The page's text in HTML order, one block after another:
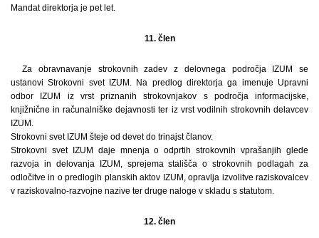
Mandat direktorja je pet let.
11. člen
Za obravnavanje strokovnih zadev z delovnega področja IZUM se
ustanovi Strokovni svet IZUM. Na predlog direktorja ga imenuje Upravni
odbor IZUM iz vrst priznanih strokovnjakov s področja informacijske,
knjižnične in računalniške dejavnosti ter iz vrst vodilnih strokovnih delavcev
IZUM.
Strokovni svet IZUM šteje od devet do trinajst članov.
Strokovni svet IZUM daje mnenja o odprtih strokovnih vprašanjih glede
razvoja in delovanja IZUM, sprejema stališča o strokovnih podlagah za
odločitve in o predlogih planskih aktov IZUM, opravlja izvolitve raziskovalcev
v raziskovalno-razvojne nazive ter druge naloge v skladu s statutom.
12. člen